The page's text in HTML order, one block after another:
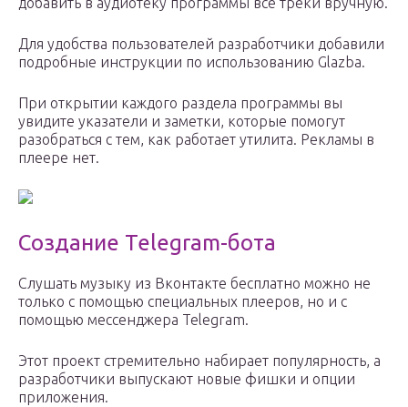
Для удобства пользователей разработчики добавили
подробные инструкции по использованию Glazba.
При открытии каждого раздела программы вы
увидите указатели и заметки, которые помогут
разобраться с тем, как работает утилита. Рекламы в
плеере нет.
Создание Telegram-бота
Слушать музыку из Вконтакте бесплатно можно не
только с помощью специальных плееров, но и с
помощью мессенджера Telegram.
Этот проект стремительно набирает популярность, а
разработчики выпускают новые фишки и опции
приложения.